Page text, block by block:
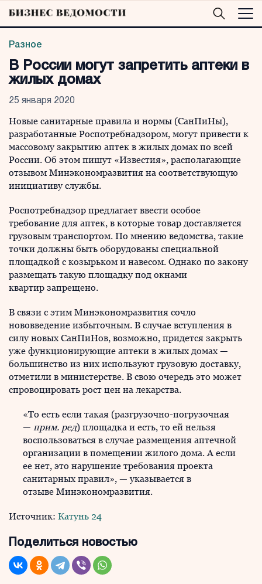
Разное
В России могут запретить аптеки в
жилых домах
25 января 2020
Новые санитарные правила и нормы (СанПиНы),
разработанные Роспотребнадзором, могут привести к
массовому закрытию аптек в жилых домах по всей
России. Об этом пишут «Известия», располагающие
отзывом Минэкономразвития на соответствующую
инициативу службы.
Роспотребнадзор предлагает ввести особое
требование для аптек, в которые товар доставляется
грузовым транспортом. По мнению ведомства, такие
точки должны быть оборудованы специальной
площадкой с козырьком и навесом. Однако по закону
размещать такую площадку под окнами
квартир запрещено.
В связи с этим Минэкономразвития сочло
нововведение избыточным. В случае вступления в
силу новых СанПиНов, возможно, придется закрыть
уже функционирующие аптеки в жилых домах —
большинство из них используют грузовую доставку,
отметили в министерстве. В свою очередь это может
спровоцировать рост цен на лекарства.
«То есть если такая (разгрузочно-погрузочная
— прим. ред) площадка и есть, то ей нельзя
воспользоваться в случае размещения аптечной
организации в помещении жилого дома. А если
ее нет, это нарушение требования проекта
санитарных правил», — указывается в
отзыве Минэкономразвития.
Источник: Катунь 24
Поделиться новостью